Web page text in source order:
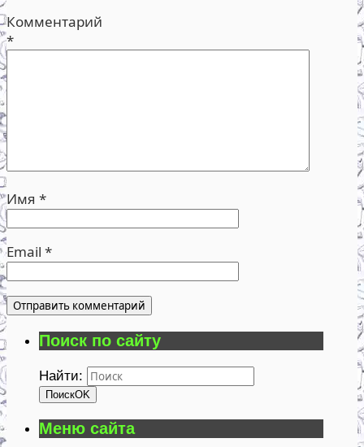
Комментарий
*
Имя *
Email *
Поиск по сайту
Найти:
ПоискOK
Меню сайта